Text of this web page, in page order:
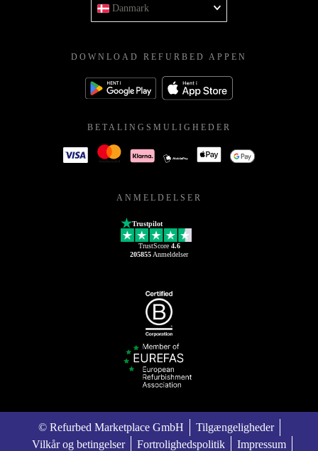
Danmark
DOWNLOAD REFURBED APPEN
BETALINGSMULIGHEDER
ANMELDELSER
Trustpilot
TrustScore 4.6
205855 Anmeldelser
© Refurbed Marketplace GmbH
Tilgængeligheder
Vilkår og betingelser
Fortrolighedspolitik Impressum